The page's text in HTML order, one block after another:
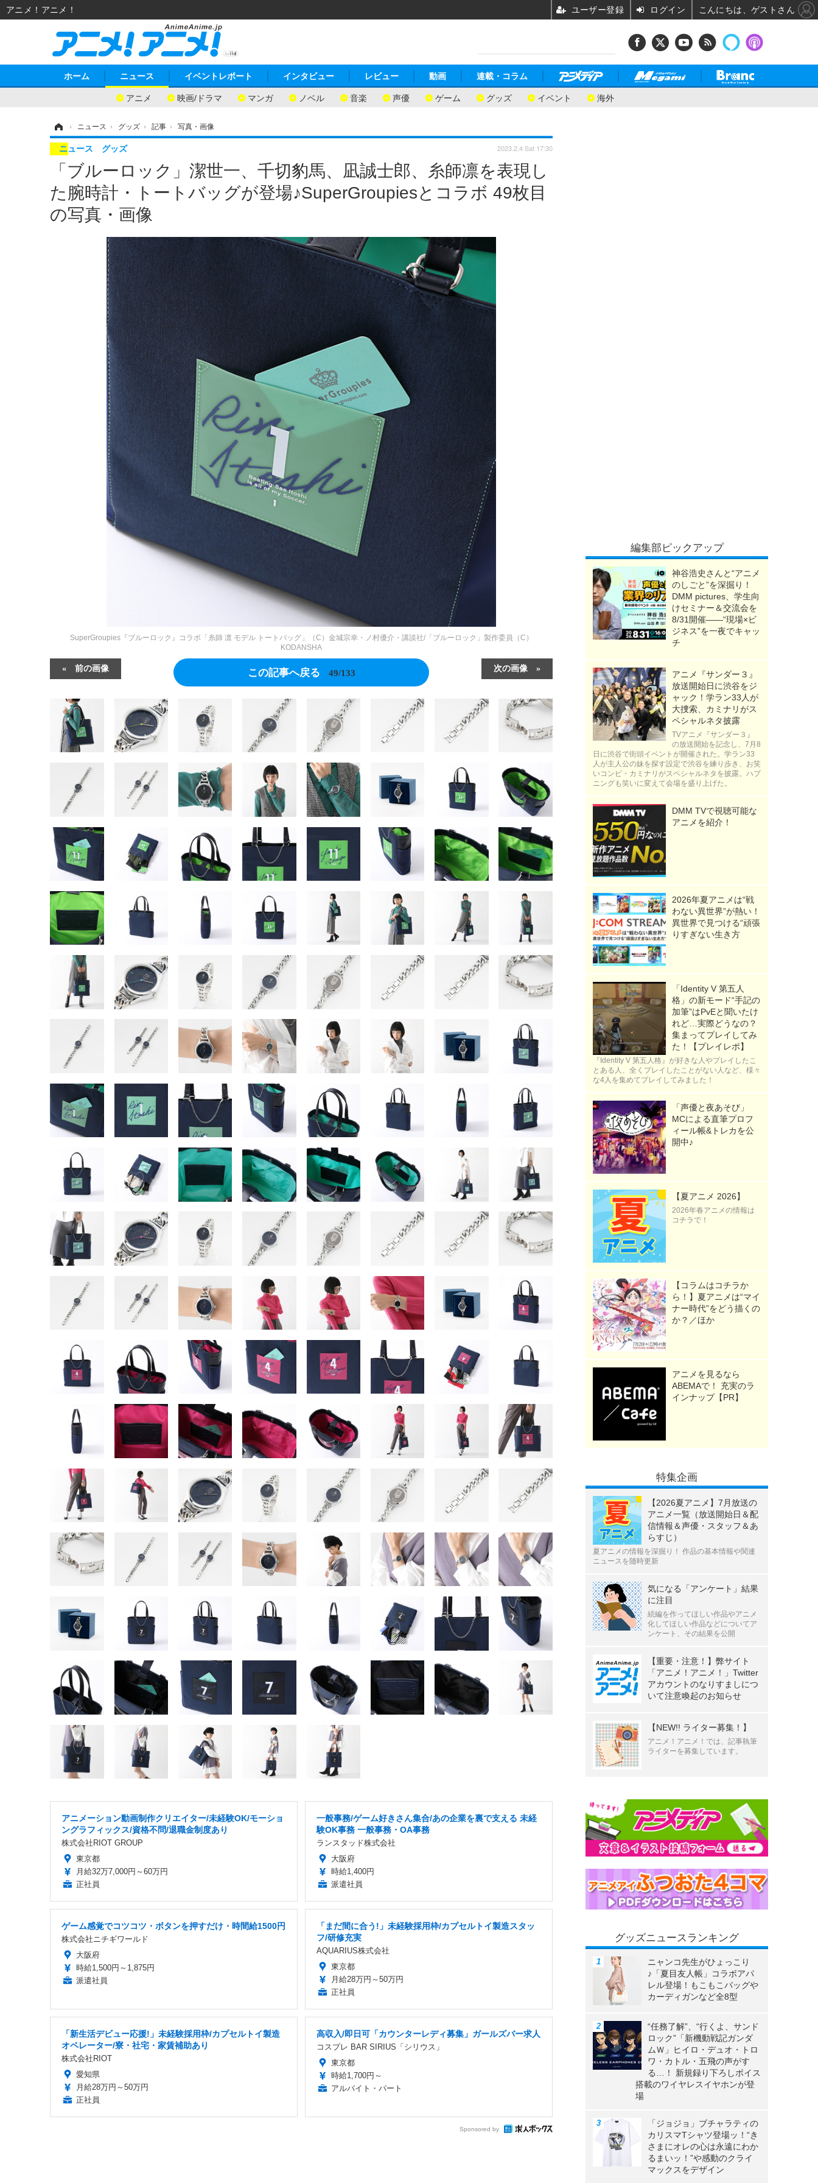
ホーム ニュース
アニメ 映画/ドラマ マンガ ノベル 音楽 声優 ゲーム グッズ イベント 海外
イベントレポート インタビュー レビュー 動画 連載・コラム
› ニュース › グッズ › 記事 › 写真・画像
「ブルーロック」潔世一、千切豹馬、凪誠士郎、糸師凛を表現し
た腕時計・トートバッグが登場♪SuperGroupiesとコラボ 49枚目
の写真・画像
ニュース グッズ 2023.2.4 Sat 17:30
SuperGroupies『ブルーロック』コラボ「⽷師 凛 モデル トートバッグ」（C）金城宗幸・ノ村優介・講談社/「ブルーロック」製作委員（C）
KODANSHA
前の画像 次の画像
この記事へ戻る 49/133
アニメーション動画制作クリエイター/未経験OK/モーショ
ングラフィックス/資格不問/退職金制度あり
株式会社RIOT GROUP
東京都
月給32万7,000円～60万円
正社員
一般事務/ゲーム好きさん集合/あの企業を裏で支える 未経
験OK事務 一般事務・OA事務
ランスタッド株式会社
大阪府
時給1,400円
派遣社員
ゲーム感覚でコツコツ・ボタンを押すだけ・時間給1500円
株式会社ニチギワールド
大阪府
時給1,500円～1,875円
派遣社員
「まだ間に合う!」未経験採用枠/カプセルトイ製造スタッ
フ/研修充実
AQUARIUS株式会社
東京都
月給28万円～50万円
正社員
「新生活デビュー応援!」未経験採用枠/カプセルトイ製造
オペレーター/寮・社宅・家賃補助あり
株式会社RIOT
愛知県
月給28万円～50万円
正社員
高収入/即日可「カウンターレディ募集」ガールズバー求人
コスプレ BAR SIRIUS「シリウス」
東京都
時給1,700円～
アルバイト・パート
Sponsored by
編集部ピックアップ
神谷浩史さんと“アニメ
のしごと”を深掘り！
DMM pictures、学生向
けセミナー＆交流会を
8/31開催――“現場×ビ
ジネス”を一夜でキャッ
チ
アニメ『サンダー３』
放送開始日に渋谷をジ
ャック！学ラン33人が
大捜索、カミナリがス
ペシャルネタ披露
TVアニメ『サンダー３』
の放送開始を記念し、7月8
日に渋谷で街頭イベントが開催された。学ラン33
人が主人公の妹を探す設定で渋谷を練り歩き、お笑
いコンビ・カミナリがスペシャルネタを披露。ハプ
ニングも笑いに変えて会場を盛り上げた。
DMM TVで視聴可能な
アニメを紹介！
2026年夏アニメは“戦
わない異世界”が熱い！
異世界で見つける“頑張
りすぎない生き方
「Identity V 第五人
格」の新モード“手記の
加筆”はPvEと聞いたけ
れど…実際どうなの？
集まってプレイしてみ
た！【プレイレポ】
『Identity V 第五人格』が好きな人やプレイしたこ
とある人、全くプレイしたことがない人など、様々
な4人を集めてプレイしてみました！
「声優と夜あそび」
MCによる直筆プロフ
ィール帳&トレカを公
開中♪
【夏アニメ 2026】
2026年春アニメの情報は
コチラで！
【コラムはコチラか
ら！】夏アニメは“マイ
ナー時代”をどう描くの
か？／ほか
アニメを見るなら
ABEMAで！ 充実のラ
インナップ【PR】
特集企画
【2026夏アニメ】7月放送の
アニメ一覧（放送開始日＆配
信情報＆声優・スタッフ＆あ
らすじ）
夏アニメの情報を深掘り！ 作品の基本情報や関連
ニュースを随時更新
気になる「アンケート」結果
に注目
続編を作ってほしい作品やアニメ
化してほしい作品などについてア
ンケート、その結果を公開
【重要・注意！】弊サイト
「アニメ！アニメ！」Twitter
アカウントのなりすましにつ
いて注意喚起のお知らせ
【NEW!! ライター募集！】
アニメ！アニメ！では、記事執筆
ライターを募集しています。
グッズニュースランキング
ニャンコ先生がひょっこり
♪「夏目友人帳」コラボアパ
レル登場！もこもこバッグや
カーディガンなど全8型
“任務了解”、“行くよ、サンド
ロック”「新機動戦記ガンダ
ムＷ」ヒイロ・デュオ・トロ
ワ・カトル・五飛の声がす
る…！ 新規録り下ろしボイス
搭載のワイヤレスイヤホンが登
場
「ジョジョ」ブチャラティの
カリスマTシャツ登場ッ！“き
さまにオレの心は永遠にわか
るまいッ！”や感動のクライ
マックスをデザイン
アニメ！アニメ！ ユーザー登録 ログイン こんにちは、ゲストさん